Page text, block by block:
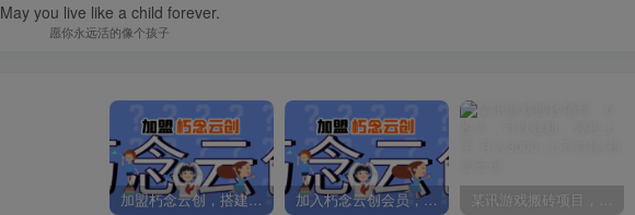
May you live like a child forever.
愿你永远活的像个孩子
加盟朽念云创，搭建同款项目资源站，实现日入2000+ 加入朽念云创会员，全站资源免费学习。 某讯游戏搬砖项目，0投入，可以挂机，轻松上手,月入3000+上不封顶